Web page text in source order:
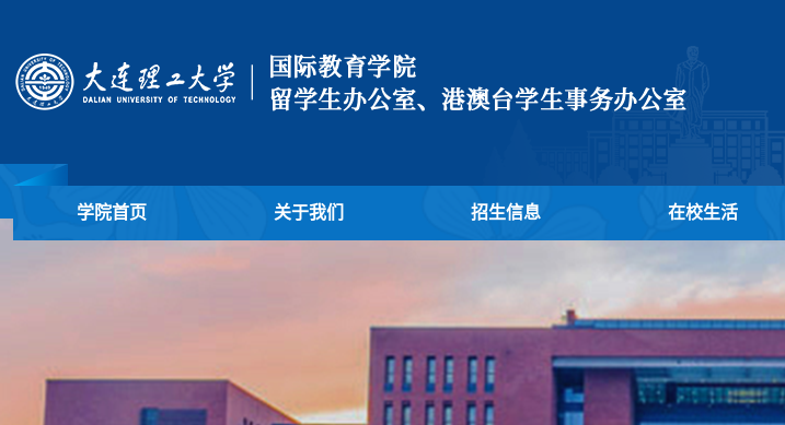
学院首页 关于我们 招生信息 在校生活